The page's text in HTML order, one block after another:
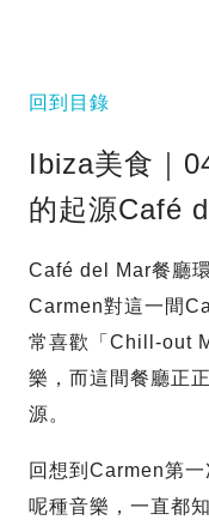
回到目錄
Ibiza美食｜
的起源Café
Café del Mar餐廳
Carmen對這一間
常喜歡「Chill-out
樂，而這間餐廳正
源。
回想到Carmen第
呢種音樂，一直都